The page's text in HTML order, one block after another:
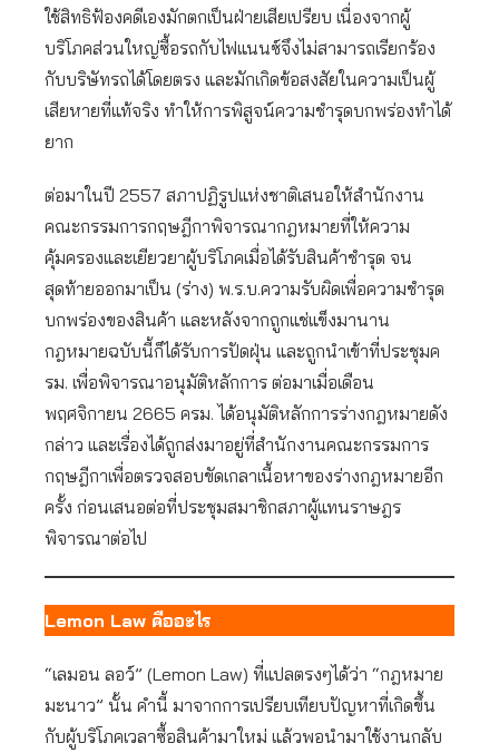
ใช้สิทธิฟ้องคดีเองมักตกเป็นฝ่ายเสียเปรียบ เนื่องจากผู้
บริโภคส่วนใหญ่ซื้อรถกับไฟแนนซ์จึงไม่สามารถเรียกร้อง
กับบริษัทรถได้โดยตรง และมักเกิดข้อสงสัยในความเป็นผู้
เสียหายที่แท้จริง ทำให้การพิสูจน์ความชำรุดบกพร่องทำได้
ยาก
ต่อมาในปี 2557 สภาปฏิรูปแห่งชาติเสนอให้สำนักงาน
คณะกรรมการกฤษฎีกาพิจารณากฎหมายที่ให้ความ
คุ้มครองและเยียวยาผู้บริโภคเมื่อได้รับสินค้าชำรุด จน
สุดท้ายออกมาเป็น (ร่าง) พ.ร.บ.ความรับผิดเพื่อความชำรุด
บกพร่องของสินค้า และหลังจากถูกแช่แข็งมานาน
กฎหมายฉบับนี้ก็ได้รับการปัดฝุ่น และถูกนำเข้าที่ประชุมค
รม. เพื่อพิจารณาอนุมัติหลักการ ต่อมาเมื่อเดือน
พฤศจิกายน 2665 ครม. ได้อนุมัติหลักการร่างกฎหมายดัง
กล่าว และเรื่องได้ถูกส่งมาอยู่ที่สำนักงานคณะกรรมการ
กฤษฎีกาเพื่อตรวจสอบขัดเกลาเนื้อหาของร่างกฎหมายอีก
ครั้ง ก่อนเสนอต่อที่ประชุมสมาชิกสภาผู้แทนราษฎร
พิจารณาต่อไป
Lemon Law คืออะไร
“เลมอน ลอว์” (Lemon Law) ที่แปลตรงๆได้ว่า “กฎหมาย
มะนาว” นั้น คำนี้ มาจากการเปรียบเทียบปัญหาที่เกิดขึ้น
กับผู้บริโภคเวลาซื้อสินค้ามาใหม่ แล้วพอนำมาใช้งานกลับ